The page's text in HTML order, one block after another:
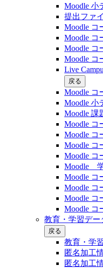
Moodle 小
提出ファ
Moodle コ
Moodle コ
Moodle コ
Moodle コ
Live
戻る
Moodle コ
Moodle 小
Moodle 課
Moodle コ
Moodle コ
Moodle コ
Moodle コ
Moodle
Moodle コ
Moodle コ
Moodle コ
Moodle コ
教育・学習デー
戻る
教育・学
匿名加工
匿名加工